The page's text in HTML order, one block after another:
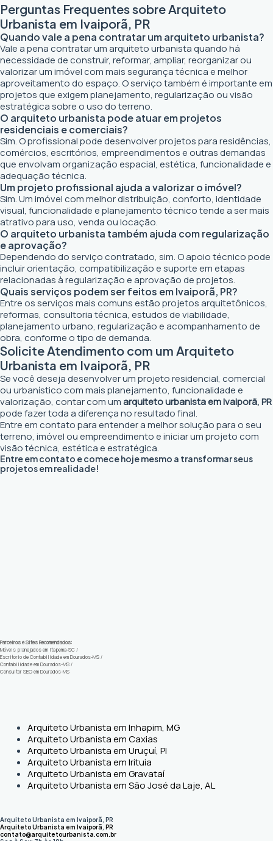
Perguntas Frequentes sobre Arquiteto
Urbanista em Ivaiporã, PR
Quando vale a pena contratar um arquiteto urbanista?
Vale a pena contratar um arquiteto urbanista quando há
necessidade de construir, reformar, ampliar, reorganizar ou
valorizar um imóvel com mais segurança técnica e melhor
aproveitamento do espaço. O serviço também é importante em
projetos que exigem planejamento, regularização ou visão
estratégica sobre o uso do terreno.
O arquiteto urbanista pode atuar em projetos
residenciais e comerciais?
Sim. O profissional pode desenvolver projetos para residências,
comércios, escritórios, empreendimentos e outras demandas
que envolvam organização espacial, estética, funcionalidade e
adequação técnica.
Um projeto profissional ajuda a valorizar o imóvel?
Sim. Um imóvel com melhor distribuição, conforto, identidade
visual, funcionalidade e planejamento técnico tende a ser mais
atrativo para uso, venda ou locação.
O arquiteto urbanista também ajuda com regularização
e aprovação?
Dependendo do serviço contratado, sim. O apoio técnico pode
incluir orientação, compatibilização e suporte em etapas
relacionadas à regularização e aprovação de projetos.
Quais serviços podem ser feitos em Ivaiporã, PR?
Entre os serviços mais comuns estão projetos arquitetônicos,
reformas, consultoria técnica, estudos de viabilidade,
planejamento urbano, regularização e acompanhamento de
obra, conforme o tipo de demanda.
Solicite Atendimento com um Arquiteto
Urbanista em Ivaiporã, PR
Se você deseja desenvolver um projeto residencial, comercial
ou urbanístico com mais planejamento, funcionalidade e
valorização, contar com umarquiteto urbanista em Ivaiporã, PR
pode fazer toda a diferença no resultado final.
Entre em contato para entender a melhor solução para o seu
terreno, imóvel ou empreendimento e iniciar um projeto com
visão técnica, estética e estratégica.
Entre em contato e comece hoje mesmo a transformar seus
projetos em realidade!
Parceiros e Sites Recomendados:
Móveis planejados em Itapema-SC /
Escritório de Contabilidade em Dourados-MS /
Contabilidade em Dourados-MS /
Consultor SEO em Dourados-MS
Arquiteto Urbanista em Inhapim, MG
Arquiteto Urbanista em Caxias
Arquiteto Urbanista em Uruçuí, PI
Arquiteto Urbanista em Irituia
Arquiteto Urbanista em Gravataí
Arquiteto Urbanista em São José da Laje, AL
Arquiteto Urbanista em Ivaiporã, PR
Arquiteto Urbanista em Ivaiporã, PR
contato@arquitetourbanista.com.br